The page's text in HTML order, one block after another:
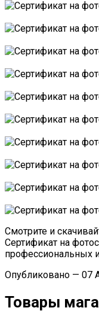
Смотрите и
Сертификат на
профессиональных
Опубликовано — 07
Товары